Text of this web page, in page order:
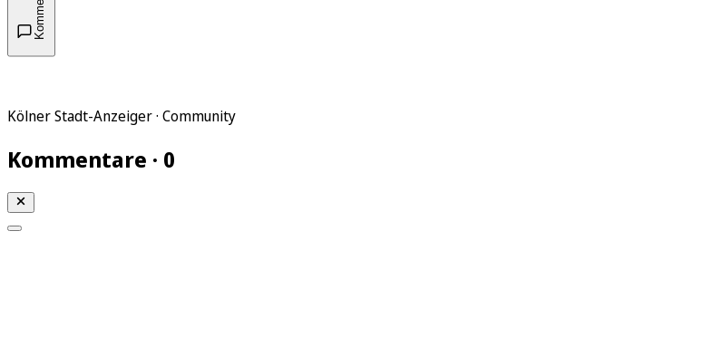
Kölner Stadt-Anzeiger · Community
Kommentare · 0